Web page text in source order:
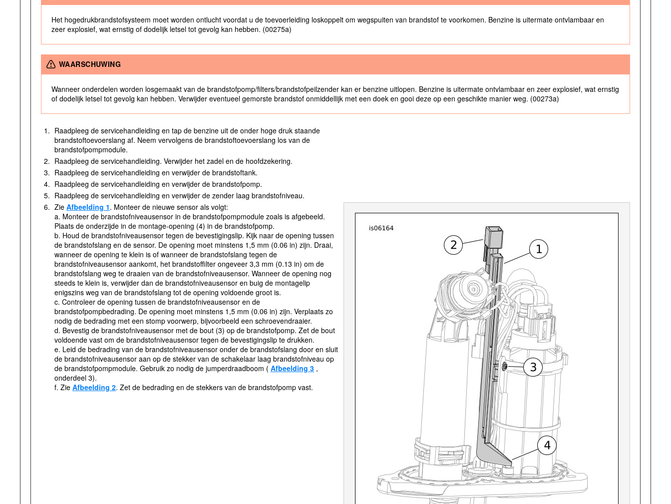
Het hogedrukbrandstofsysteem moet worden ontlucht voordat u de toevoerleiding loskoppelt om wegspuiten van brandstof te voorkomen. Benzine is uitermate ontvlambaar en
zeer explosief, wat ernstig of dodelijk letsel tot gevolg kan hebben. (00275a)
WAARSCHUWING
Wanneer onderdelen worden losgemaakt van de brandstofpomp/filters/brandstofpeilzender kan er benzine uitlopen. Benzine is uitermate ontvlambaar en zeer explosief, wat ernstig
of dodelijk letsel tot gevolg kan hebben. Verwijder eventueel gemorste brandstof onmiddellijk met een doek en gooi deze op een geschikte manier weg. (00273a)
1. Raadpleeg de servicehandleiding en tap de benzine uit de onder hoge druk staande
brandstoftoevoerslang af. Neem vervolgens de brandstoftoevoerslang los van de
brandstofpompmodule.
2. Raadpleeg de servicehandleiding. Verwijder het zadel en de hoofdzekering.
3. Raadpleeg de servicehandleiding en verwijder de brandstoftank.
4. Raadpleeg de servicehandleiding en verwijder de brandstofpomp.
5. Raadpleeg de servicehandleiding en verwijder de zender laag brandstofniveau.
6. Zie Afbeelding 1. Monteer de nieuwe sensor als volgt:
a. Monteer de brandstofniveausensor in de brandstofpompmodule zoals is afgebeeld.
Plaats de onderzijde in de montage-opening (4) in de brandstofpomp.
b. Houd de brandstofniveausensor tegen de bevestigingslip. Kijk naar de opening tussen
de brandstofslang en de sensor. De opening moet minstens 1,5 mm (0.06 in) zijn. Draai,
wanneer de opening te klein is of wanneer de brandstofslang tegen de
brandstofniveausensor aankomt, het brandstoffilter ongeveer 3,3 mm (0.13 in) om de
brandstofslang weg te draaien van de brandstofniveausensor. Wanneer de opening nog
steeds te klein is, verwijder dan de brandstofniveausensor en buig de montagelip
enigszins weg van de brandstofslang tot de opening voldoende groot is.
c. Controleer de opening tussen de brandstofniveausensor en de
brandstofpompbedrading. De opening moet minstens 1,5 mm (0.06 in) zijn. Verplaats zo
nodig de bedrading met een stomp voorwerp, bijvoorbeeld een schroevendraaier.
d. Bevestig de brandstofniveausensor met de bout (3) op de brandstofpomp. Zet de bout
voldoende vast om de brandstofniveausensor tegen de bevestigingslip te drukken.
e. Leid de bedrading van de brandstofniveausensor onder de brandstofslang door en sluit
de brandstofniveausensor aan op de stekker van de schakelaar laag brandstofniveau op
de brandstofpompmodule. Ge­bruik zo nodig de jumperdraadboom ( Afbeelding 3 ,
onderdeel 3).
f. Zie Afbeelding 2. Zet de bedrading en de stekkers van de brandstofpomp vast.